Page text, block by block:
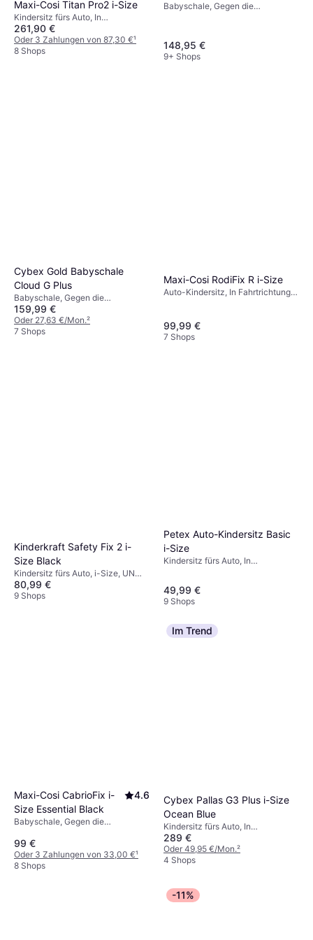
Maxi-Cosi Titan Pro2 i-Size
Kindersitz fürs Auto, In
Fahrtrichtung, UN R129, i-Size,
Verstellbare Kopfstütze, Seitlicher
Aufprallschutz (ASIP)
261,90 €
Oder 3 Zahlungen von 87,30 €¹
8 Shops
Babyschale, Gegen die
Waschbarer Bezug, Drehbar,
Tragegriff, Verstellbare Kopfstütze,
Neugeboreneneinsatz inklusive
148,95 €
9+ Shops
Cybex Gold Babyschale
Cloud G Plus
Babyschale, Gegen die
Fahrtrichtung, UN R129, i-Size,
Seitlicher Aufprallschutz (ASIP),
Tragegriff, Waschbarer Bezug,
159,99 €
Oder 27,63 €/Mon.²
7 Shops
Maxi-Cosi RodiFix R i-Size
Auto-Kindersitz, In Fahrtrichtung,
Aufprallschutz (ASIP)
99,99 €
7 Shops
Kinderkraft Safety Fix 2 i-
Size Black
Kindersitz fürs Auto, i-Size, UN
R129, Neugeboreneneinsatz
inklusive, Verstellbare Kopfstütze,
80,99 €
9 Shops
Petex Auto-Kindersitz Basic
i-Size
Kindersitz fürs Auto, In
(ASIP)
49,99 €
9 Shops
Maxi-Cosi CabrioFix i-
Size Essential Black
4.6
Babyschale, Gegen die
Bezug, Tragegriff
99 €
Oder 3 Zahlungen von 33,00 €¹
8 Shops
Im Trend
Cybex Pallas G3 Plus i-Size
Ocean Blue
Kindersitz fürs Auto, In
Fahrtrichtung, i-Size
289 €
Oder 49,95 €/Mon.²
4 Shops
-11%